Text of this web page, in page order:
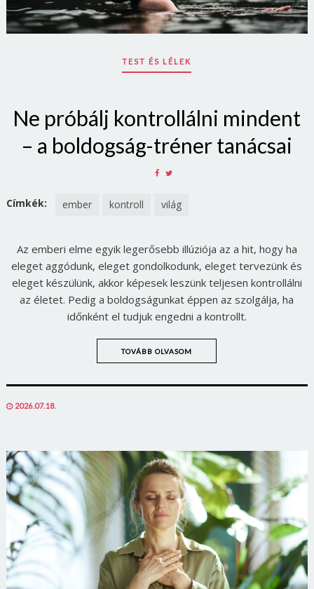
TEST ÉS LÉLEK
Ne próbálj kontrollálni mindent
– a boldogság-tréner tanácsai
SHARE
FACEBOOK
TWITTER
Címkék: ember kontroll világ
Az emberi elme egyik legerősebb illúziója az a hit, hogy ha
eleget aggódunk, eleget gondolkodunk, eleget tervezünk és
eleget készülünk, akkor képesek leszünk teljesen kontrollálni
az életet. Pedig a boldogságunkat éppen az szolgálja, ha
időnként el tudjuk engedni a kontrollt.
TOVÁBB OLVASOM
POSTED
2026.07.18.